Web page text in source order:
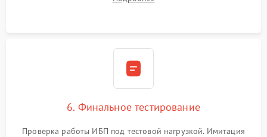
срабатывания AVR и сброса счетчиков старения АКБ.
6. Финальное тестирование
Проверка работы ИБП под тестовой нагрузкой. Имитация